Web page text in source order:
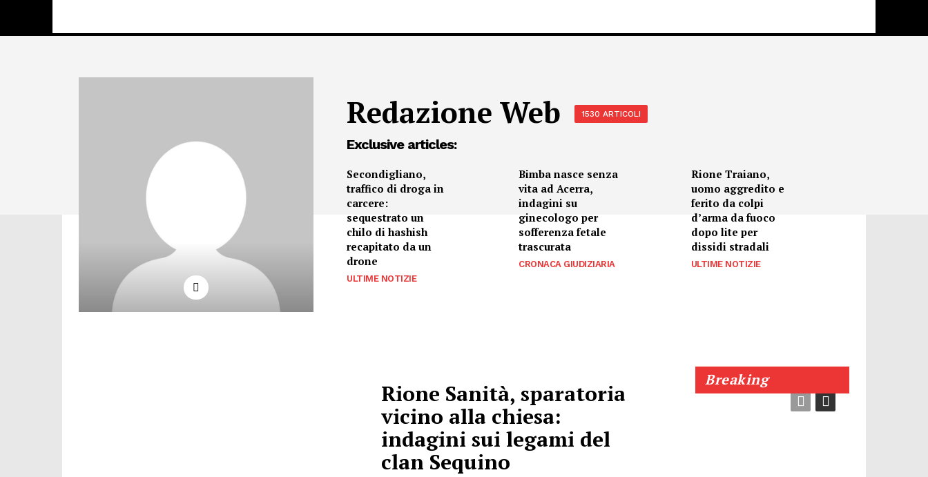
Redazione Web 1530 ARTICOLI
Exclusive articles:
Secondigliano,
traffico di droga in
carcere:
sequestrato un
chilo di hashish
recapitato da un
drone
ULTIME NOTIZIE
Bimba nasce senza
vita ad Acerra,
indagini su
ginecologo per
sofferenza fetale
trascurata
CRONACA GIUDIZIARIA
Rione Traiano,
uomo aggredito e
ferito da colpi
d’arma da fuoco
dopo lite per
dissidi stradali
ULTIME NOTIZIE
Rione Sanità, sparatoria
vicino alla chiesa:
indagini sui legami del
clan Sequino
Breaking